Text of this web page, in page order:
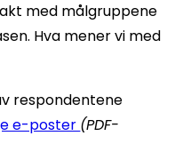
med målgruppene
Hva mener vi med
respondentene
e-poster (PDF-